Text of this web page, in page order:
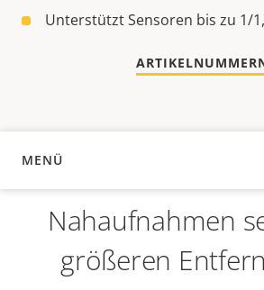
Unterstützt Sensoren bis zu 1/
MENÜ
ÜBERSICHT
Nahaufnahmen
größeren